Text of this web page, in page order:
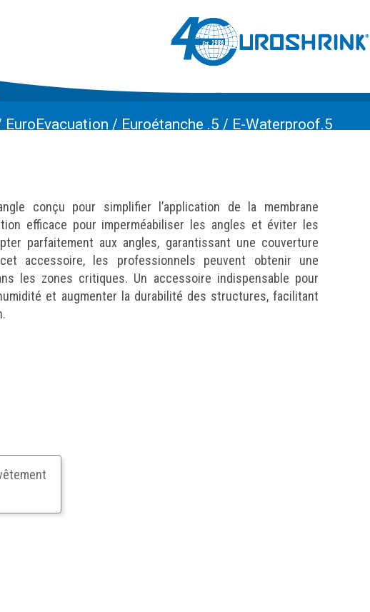
EuroEvacuation / Euroétanche .5 / E-Waterproof.5
conçu pour simplifier l’application de la membrane
efficace pour imperméabiliser les angles et éviter les
parfaitement aux angles, garantissant une couverture
accessoire, les professionnels peuvent obtenir une
les zones critiques. Un accessoire indispensable pour
et augmenter la durabilité des structures, facilitant